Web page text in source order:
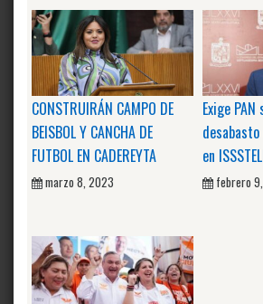
CONSTRUIRÁN CAMPO DE
BEISBOL Y CANCHA DE
FUTBOL EN CADEREYTA
marzo 8, 2023
Exige
en
febrero